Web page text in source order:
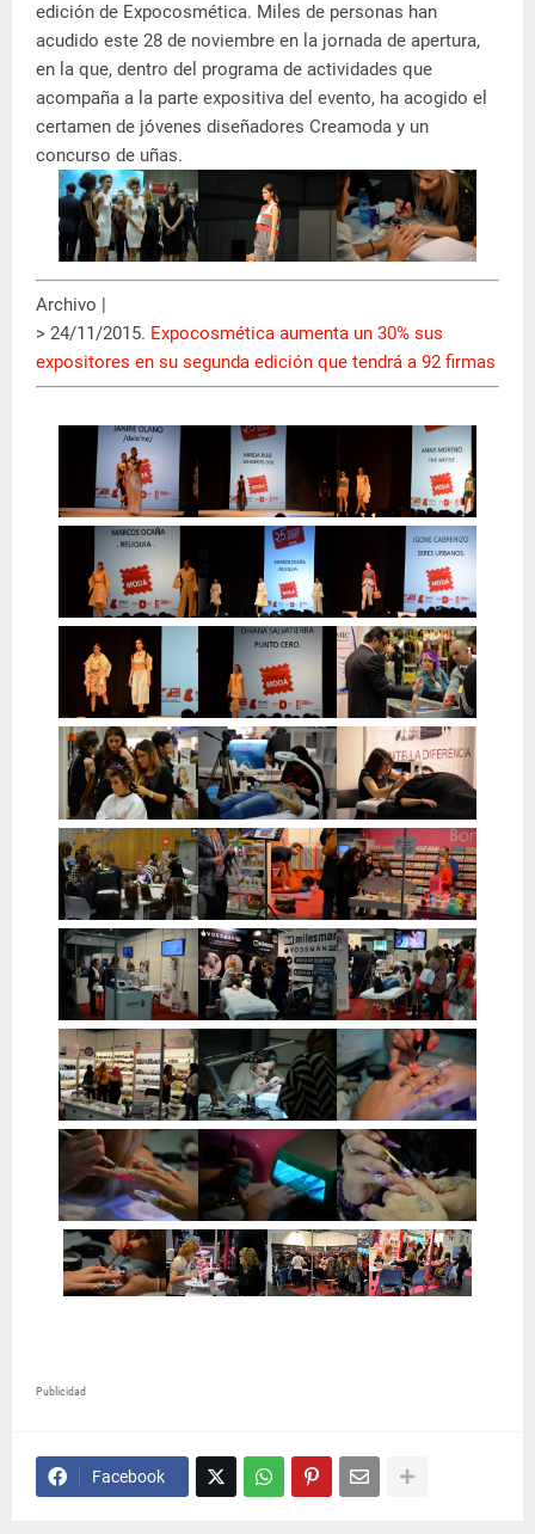
edición de Expocosmética. Miles de personas han
acudido este 28 de noviembre en la jornada de apertura,
en la que, dentro del programa de actividades que
acompaña a la parte expositiva del evento, ha acogido el
certamen de jóvenes diseñadores Creamoda y un
concurso de uñas.
Archivo |
> 24/11/2015. Expocosmética aumenta un 30% sus
expositores en su segunda edición que tendrá a 92 firmas
Publicidad
Facebook